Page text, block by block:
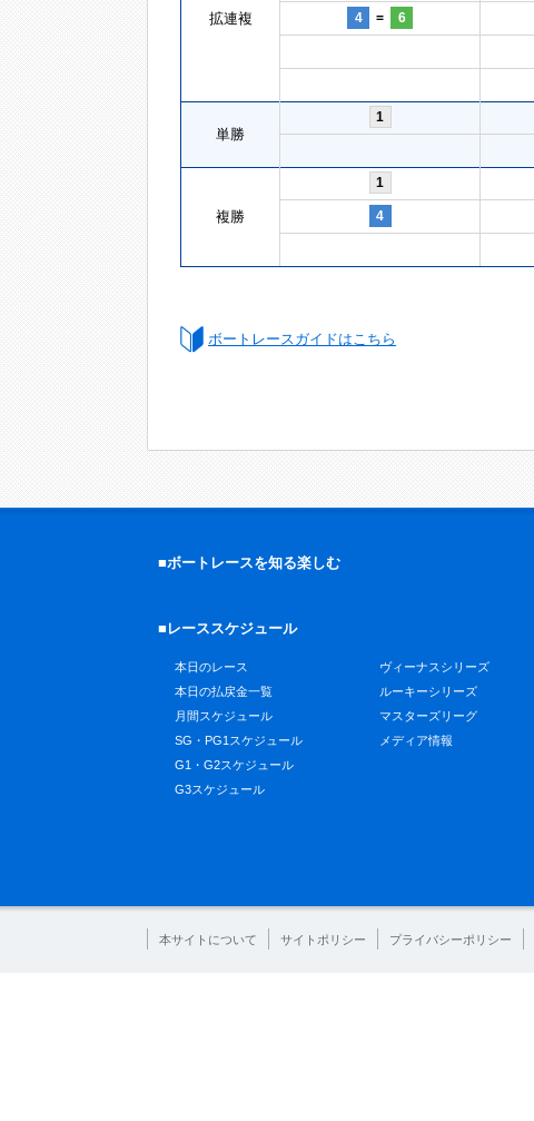
拡連複 4 = 6
単勝
1
複勝
1
4
ボートレースガイドはこちら
■ボートレースを知る楽しむ
■レーススケジュール
本日のレース
本日の払戻金一覧
月間スケジュール
SG・PG1スケジュール
G1・G2スケジュール
G3スケジュール
ヴィーナスシリーズ
ルーキーシリーズ
マスターズリーグ
メディア情報
本サイトについて サイトポリシー プライバシーポリシー